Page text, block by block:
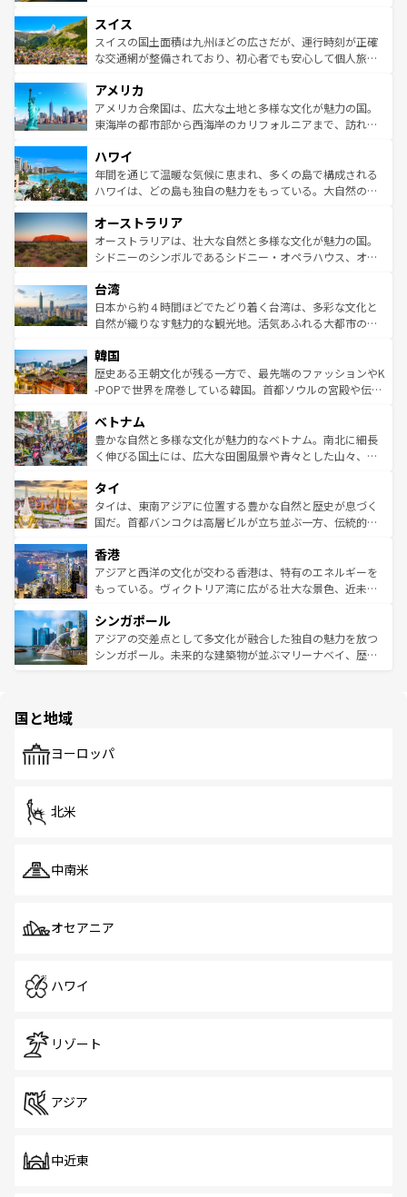
れる地方に足を運ぶとそれぞれで全く異なる文化を体験で
きるだろう。 なお、新着のフランス情報はコンテンツ一覧
を参照してほしい。
は、お酒好きな人にはぜひ体験してほしい。 なお、新着の
ドイツ情報はコンテンツ一覧を参照してほしい。
リアごとに異なる魅力がある。また、優雅なアフタヌーン
ティー、ビール好きにはたまらない英国パブ、サッカー観
戦など、本場だからこそできる体験も豊富。イギリスを旅
ンツ一覧を参照してほしい。
スイス
スイスの国土面積は九州ほどの広さだが、運行時刻が正確
な交通網が整備されており、初心者でも安心して個人旅行
の建物がそのまま残る町や、スイスならではのユニークな
博物館もあり、アルプス観光だけでなく町歩きも満喫する
ことができる。国民の所得が高いため物価も高いが、旅行
ば市内交通費無料で観光を楽しむこともできる。 なお、新
着のスイス情報はコンテンツ一覧 を参照してほしい。
アメリカ
アメリカ合衆国は、広大な土地と多様な文化が魅力の国。
東海岸の都市部から西海岸のカリフォルニアまで、訪れる
のような巨大都市は、観光、ショッピング、エンターテイ
ンメントが詰まった刺激的なスポットだ。一方、アメリカ
西部には大自然が広がり、グランドキャニオンやイエロー
部のニューオーリンズでは、音楽と美食が融合した独特の
文化が魅力。旅行者はアメリカの各地域で異なる魅力を楽
しみながら、その多様性と豊かな歴史を感じることができ
ならではの贅沢な旅のスタイルだ。 なお、新着のアメリカ
情報はコンテンツ一覧を参照してほしい。
ハワイ
年間を通じて温暖な気候に恵まれ、多くの島で構成される
ハワイは、どの島も独自の魅力をもっている。大自然の神
ワイ島は見逃せない。また、定番の観光地といえばオアフ
島だが、静かな自然を求めるならマウイ島やカウアイ島が
おすすめ。エメラルドグリーンに輝く海をはじめ、豊かな
れるおもてなしの心で訪れる人々を迎えてくれるハワイの
人々、おいしいローカルフードやハワイアンミュージッ
ク、伝統的なフラダンスなど、すべてがハワイの魅力を彩
ワイを、存分に味わってほしい。 なお、新着のハワイ情報
はコンテンツ一覧を参照してほしい。
オーストラリア
オーストラリアは、壮大な自然と多様な文化が魅力の国。
シドニーのシンボルであるシドニー・オペラハウス、オー
リアリーフや大陸中央部にそびえるウルル（エアーズロッ
ク）、タスマニアの美しい原生林やケアンズの熱帯雨林な
ど、見どころがたくさん。また、カフェやワイン、オージ
いる。アクティビティも充実しており、サーフィンやダイ
ビング、ハイキングなど、アウトドア好きにはたまらな
い。オーストラリアの多彩な魅力を存分に味わいつくそ
参照してほしい。
台湾
日本から約４時間ほどでたどり着く台湾は、多彩な文化と
自然が織りなす魅力的な観光地。活気あふれる大都市の台
ン）、静ひつな山岳地帯である台湾東部など、都市の喧騒
と山間の静けさが共存しており、訪れる人に新しい発見と
驚きをもたらしてくれる。また、奥深い台湾の食文化も魅
容にもいいと評判のスイーツなど、バラエティ豊かな料理
が味わえる。 なお、新着の台湾情報は コンテンツ一覧を参
照してほしい。
韓国
歴史ある王朝文化が残る一方で、最先端のファッションやK
-POPで世界を席巻している韓国。首都ソウルの宮殿や伝統
き、地方に足を延ばせば四季折々の自然美を楽しむことが
できる。そして、キムチや焼肉、絶品のストリートフード
まで、さまざまな韓国料理が待っている。夜には、韓国な
リティに包まれながら、韓国の多彩な魅力を心ゆくまで味
わってみてほしい。 なお、新着の韓国情報はコンテンツ一
覧を参照してほしい。
ベトナム
豊かな自然と多様な文化が魅力的なベトナム。南北に細長
く伸びる国土には、広大な田園風景や青々とした山々、世
急速な発展と共に伝統が息づく。ハノイの古い町並みやホ
ーチミン市のフランス統治時代の建物も、独特の雰囲気を
醸し出している。また、バラエティの豊かさとおいしさで
とつ。フォーやバインミー、ベトナムコーヒーなどは、ぜ
ひ現地で味わいたい。どの地域を訪れてもあたたかい人々
が旅行者を迎えてくれるので、きっと忘れられない旅にな
参照してほしい。
タイ
タイは、東南アジアに位置する豊かな自然と歴史が息づく
国だ。首都バンコクは高層ビルが立ち並ぶ一方、伝統的な
の活気が交差している。北部ではチェンマイなどの山岳地
帯で自然と触れ合い、南部ではプーケットやクラビの美し
いビーチでリゾート気分を楽しむことができる。タイ料理
激する。気候は一年中温暖で、どの季節にも異なる楽しみ
が待っている。親しみやすいタイの人々、仏教を中心とし
た文化、そして多様な観光資源が、訪れる旅人を魅了し続
香港
アジアと西洋の文化が交わる香港は、特有のエネルギーを
もっている。ヴィクトリア湾に広がる壮大な景色、近未来
み、どこを訪れても感動するはず。観光スポットが密集し
ており、効率よく見どころを回れるのも魅力。息をのむよ
うな絶景から文化的な体験まで、香港を存分に楽しみ尽く
シンガポール
アジアの交差点として多文化が融合した独自の魅力を放つ
シンガポール。未来的な建築物が並ぶマリーナベイ、歴史
で、ホーカーズは地元の風情を楽しめる外せないスポット
国と地域
ヨーロッパ
北米
中南米
オセアニア
ハワイ
リゾート
アジア
中近東